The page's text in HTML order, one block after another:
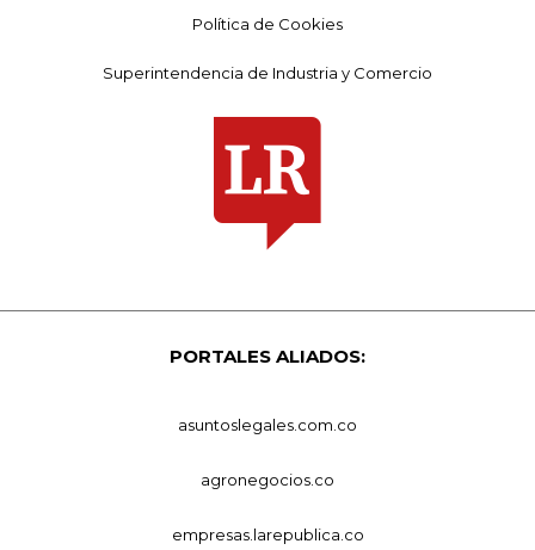
Política de Cookies
Superintendencia de Industria y Comercio
PORTALES ALIADOS:
asuntoslegales.com.co
agronegocios.co
empresas.larepublica.co